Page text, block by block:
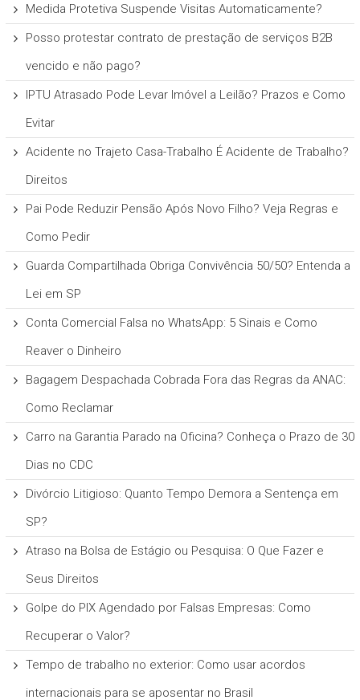
Medida Protetiva Suspende Visitas Automaticamente?
Posso protestar contrato de prestação de serviços B2B
vencido e não pago?
IPTU Atrasado Pode Levar Imóvel a Leilão? Prazos e Como
Evitar
Acidente no Trajeto Casa-Trabalho É Acidente de Trabalho?
Direitos
Pai Pode Reduzir Pensão Após Novo Filho? Veja Regras e
Como Pedir
Guarda Compartilhada Obriga Convivência 50/50? Entenda a
Lei em SP
Conta Comercial Falsa no WhatsApp: 5 Sinais e Como
Reaver o Dinheiro
Bagagem Despachada Cobrada Fora das Regras da ANAC:
Como Reclamar
Carro na Garantia Parado na Oficina? Conheça o Prazo de 30
Dias no CDC
Divórcio Litigioso: Quanto Tempo Demora a Sentença em
SP?
Atraso na Bolsa de Estágio ou Pesquisa: O Que Fazer e
Seus Direitos
Golpe do PIX Agendado por Falsas Empresas: Como
Recuperar o Valor?
Tempo de trabalho no exterior: Como usar acordos
internacionais para se aposentar no Brasil